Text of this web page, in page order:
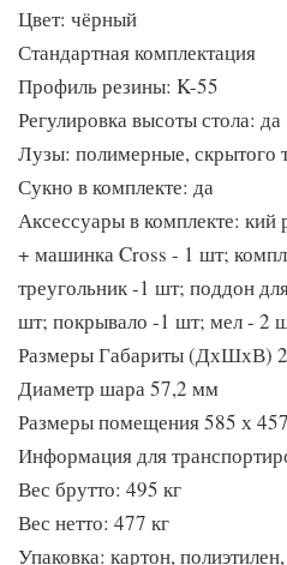
Цвет: чёрный
Стандартная комплектация
Профиль резины: K-55
Регулировка высоты стола: да
Лузы: полимерные, скрытого
Сукно в комплекте: да
Аксессуары в комплекте:
+ машинка Cross - 1 шт;
треугольник -1 шт; поддон
шт; покрывало -1 шт; мел - 2
Размеры Габариты (ДхШхВ)
Диаметр шара 57,2 мм
Размеры помещения 585 х
Информация для
Вес брутто: 495 кг
Вес нетто: 477 кг
Упаковка: картон,